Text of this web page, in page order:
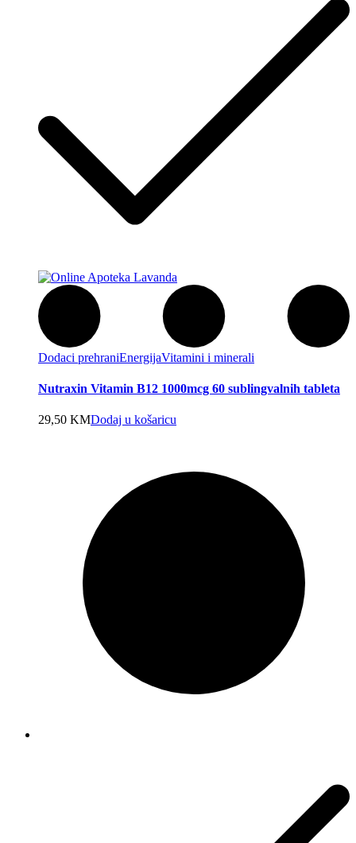
Dodaci prehraniEnergijaVitamini i minerali
Nutraxin Vitamin B12 1000mcg 60 sublingvalnih tableta
29,50 KMDodaj u košaricu